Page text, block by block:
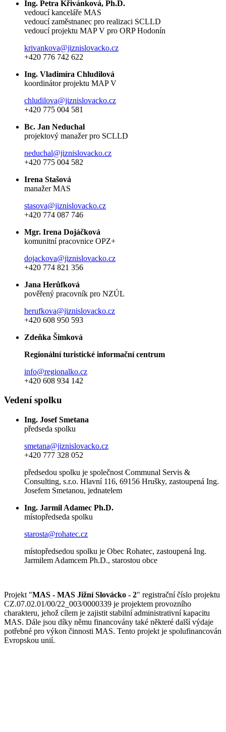
Ing. Petra Křivánková, Ph.D.
vedoucí kanceláře MAS
vedoucí zaměstnanec pro realizaci SCLLD
vedoucí projektu MAP V pro ORP Hodonín
krivankova@jiznislovacko.cz
+420 776 742 622
Ing. Vladimíra Chludilová
koordinátor projektu MAP V
chludilova@jiznislovacko.cz
+420 775 004 581
Bc. Jan Neduchal
projektový manažer pro SCLLD
neduchal@jiznislovacko.cz
+420 775 004 582
Irena Stašová
manažer MAS
stasova@jiznislovacko.cz
+420 774 087 746
Mgr. Irena Dojáčková
komunitní pracovnice OPZ+
dojackova@jiznislovacko.cz
+420 774 821 356
Jana Herůfková
pověřený pracovník pro NZÚL
herufkova@jiznislovacko.cz
+420 608 950 593
Zdeňka Šimková
Regionální turistické informační centrum
info@regionalko.cz
+420 608 934 142
Vedení spolku
Ing. Josef Smetana
předseda spolku
smetana@jiznislovacko.cz
+420 777 328 052
předsedou spolku je společnost Communal Servis &
Consulting, s.r.o. Hlavní 116, 69156 Hrušky, zastoupená Ing.
Josefem Smetanou, jednatelem
Ing. Jarmil Adamec Ph.D.
místopředseda spolku
starosta@rohatec.cz
místopředsedou spolku je Obec Rohatec, zastoupená Ing.
Jarmilem Adamcem Ph.D., starostou obce
Projekt "MAS - MAS Jižní Slovácko - 2" registrační číslo projektu
CZ.07.02.01/00/22_003/0000339 je projektem provozního
charakteru, jehož cílem je zajistit stabilní administrativní kapacitu
MAS. Dále jsou díky němu financovány také některé další výdaje
potřebné pro výkon činnosti MAS. Tento projekt je spolufinancován
Evropskou unií.